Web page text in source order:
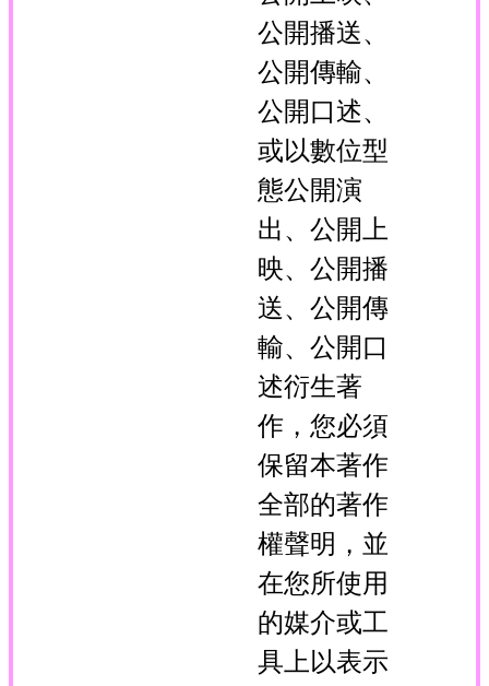
公開播送、
公開傳輸、
公開口述、
或以數位型
態公開演
出、公開上
映、公開播
送、公開傳
輸、公開口
述衍生著
作，您必須
保留本著作
全部的著作
權聲明，並
在您所使用
的媒介或工
具上以表示